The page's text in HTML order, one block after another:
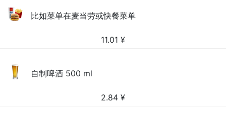
比如菜单在麦当劳或快餐菜单
11.01 ¥
自制啤酒 500 ml
2.84 ¥